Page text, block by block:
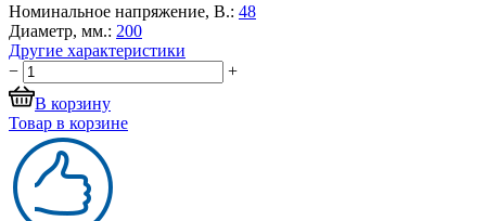
Номинальное напряжение, В.: 48
Диаметр, мм.: 200
Другие характеристики
−
+
В корзину
Товар в корзине